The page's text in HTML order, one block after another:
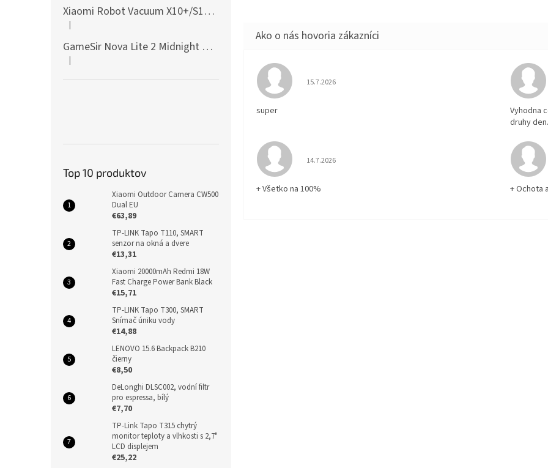
Xiaomi Robot Vacuum X10+/S10+/X10/X20+ Side Brush
Hodnotenie produktu je 5 z 5 hviezdičiek.
|
GameSir Nova Lite 2 Midnight Gray
Hodnotenie produktu je 5 z 5 hviezdičiek.
|
Top 10 produktov
Xiaomi Outdoor Camera CW500
Dual EU
€63,89
TP-LINK Tapo T110, SMART
senzor na okná a dvere
€13,31
Xiaomi 20000mAh Redmi 18W
Fast Charge Power Bank Black
€15,71
TP-LINK Tapo T300, SMART
Snímač úniku vody
€14,88
LENOVO 15.6 Backpack B210
čierny
€8,50
DeLonghi DLSC002, vodní filtr
pro espressa, bílý
€7,70
TP-Link Tapo T315 chytrý
monitor teploty a vlhkosti s 2,7"
LCD displejem
€25,22
Hodnotenie obchodu je 5 z 5 hviezdičiek.
15.7.2026
super
Vyhodna
druhy den.
Hodnotenie obchodu je 5 z 5 hviezdičiek.
14.7.2026
+ Všetko na 100% + Ochota